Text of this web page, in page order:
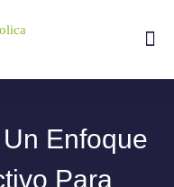
Enfoque
Para